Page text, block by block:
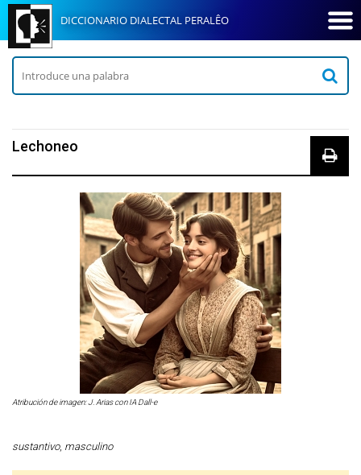
DICCIONARIO DIALECTAL PERALÊO
Lechoneo
Atribución de imagen: J. Arias con IA Dall-e
sustantivo, masculino